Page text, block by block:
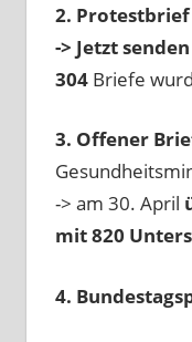
2. Protestbrief
-> Jetzt
304Briefe
3. Offener
-> am 30. April
mit 820
4.